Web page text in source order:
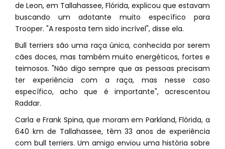
de Leon, em Tallahassee, Flórida, explicou que estavam
buscando um adotante muito específico para
Trooper. "A resposta tem sido incrível", disse ela.
Bull terriers são uma raça única, conhecida por serem
cães doces, mas também muito energéticos, fortes e
teimosos. "Não digo sempre que as pessoas precisam
ter experiência com a raça, mas nesse caso
específico, acho que é importante", acrescentou
Raddar.
Carla e Frank Spina, que moram em Parkland, Flórida, a
640 km de Tallahassee, têm 33 anos de experiência
com bull terriers. Um amigo enviou uma história sobre